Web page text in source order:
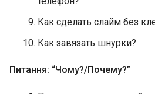
Как сделать слайм без
Как завязать шнурки?
Питання: “Чому?/Почему?”